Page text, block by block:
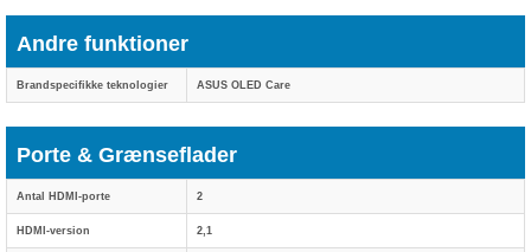
Andre funktioner
Brandspecifikke teknologier ASUS OLED Care
Porte & Grænseflader
Antal HDMI-porte 2
HDMI-version 2,1